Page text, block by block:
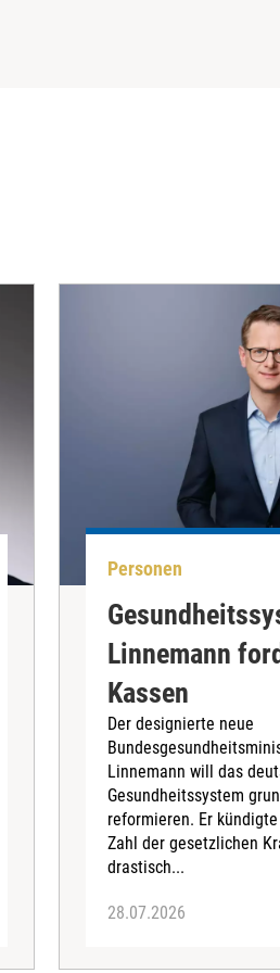
Personen
Linnemann
Kassen
Der designierte neue
Linnemann will das
Gesundheitssystem
reformieren. Er
Zahl der gesetzlichen
drastisch...
28.07.2026